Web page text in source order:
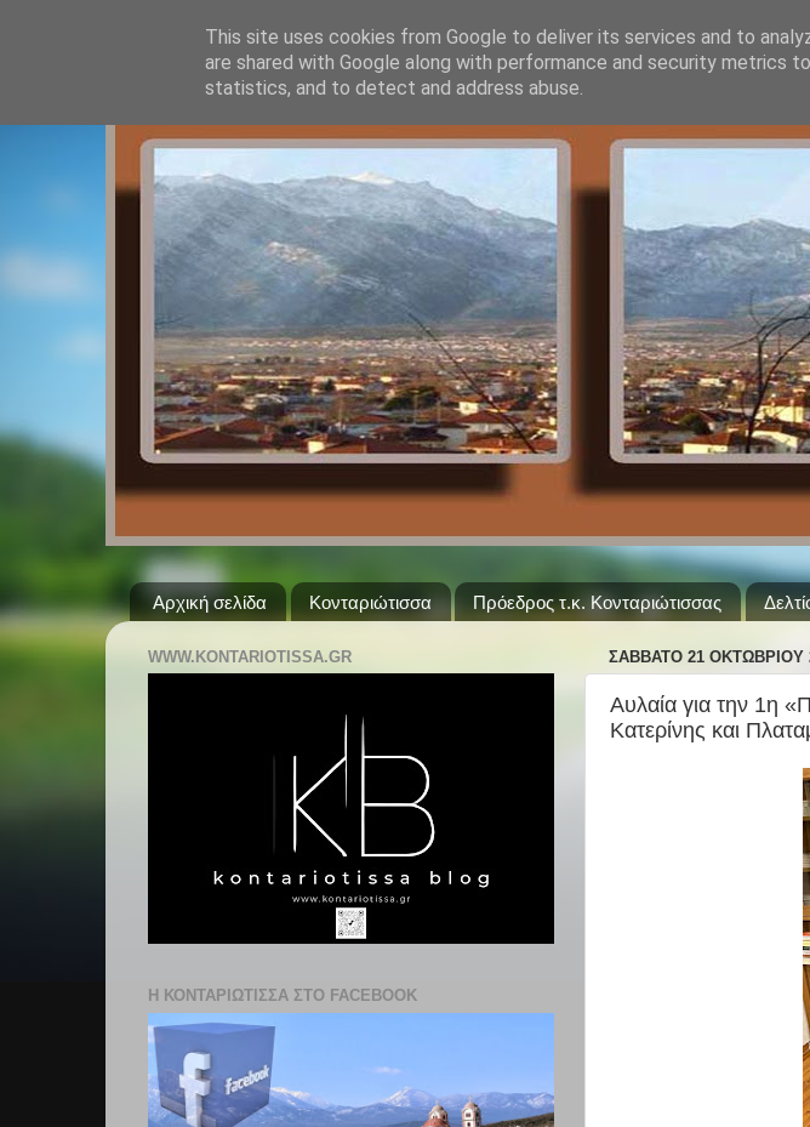
Αρχική σελίδα Κονταριώτισσα Πρόεδρος τ.κ. Κονταριώτισσας
ΣΆΒΒΑΤΟ 21 ΟΚΤΩΒΡΊΟΥ
Αυλαία για την 1η
Κατερίνης και
WWW.KONTARIOTISSA.GR
Η ΚΟΝΤΑΡΙΩΤΙΣΣΑ ΣΤΟ FACEBOOK
This site uses cookies from Google to deliver its services and to
are shared with Google along with performance and security metrics
statistics, and to detect and address abuse.